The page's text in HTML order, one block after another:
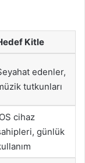
Kitle
edenler,
tutkunları
cihaz
günlük